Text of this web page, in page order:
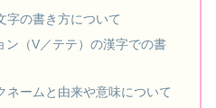
字の書き方について
ン（V／テテ）の漢字での書
ネームと由来や意味について